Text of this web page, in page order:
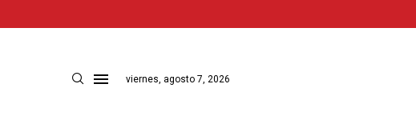
viernes, agosto 7, 2026